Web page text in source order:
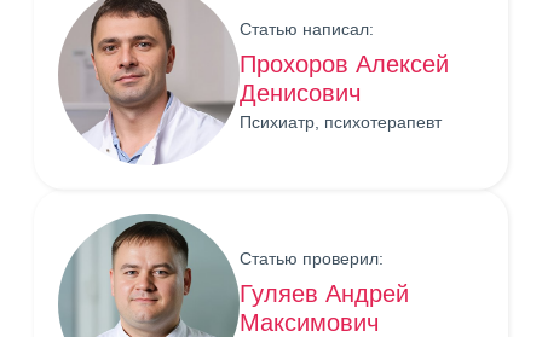
Статью написал:
Прохоров Алексей
Денисович
Психиатр, психотерапевт
Статью проверил:
Гуляев Андрей
Максимович